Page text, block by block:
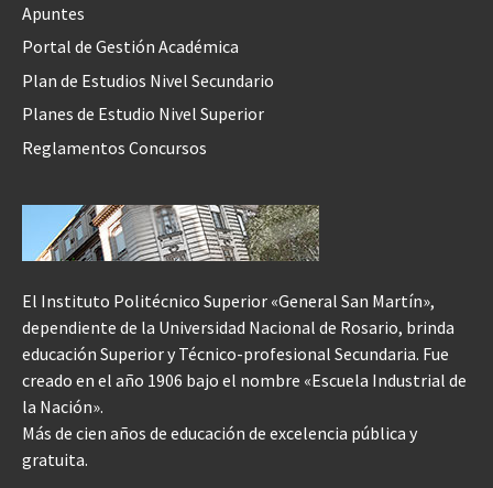
Apuntes
Portal de Gestión Académica
Plan de Estudios Nivel Secundario
Planes de Estudio Nivel Superior
Reglamentos Concursos
El Instituto Politécnico Superior «General San Martín»,
dependiente de la Universidad Nacional de Rosario, brinda
educación Superior y Técnico-profesional Secundaria. Fue
creado en el año 1906 bajo el nombre «Escuela Industrial de
la Nación».
Más de cien años de educación de excelencia pública y
gratuita.